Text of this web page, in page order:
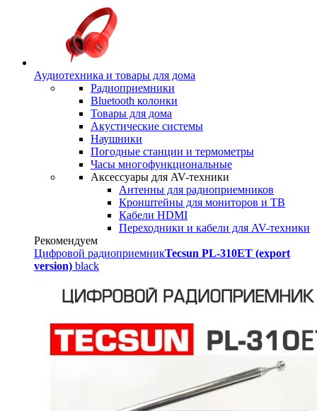
Аудиотехника и товары для дома
Радиоприемники
Bluetooth колонки
Товары для дома
Акустические системы
Наушники
Погодные станции и термометры
Часы многофункциональные
Аксессуары для AV-техники
Антенны для радиоприемников
Кронштейны для мониторов и ТВ
Кабели HDMI
Переходники и кабели для AV-техники
Рекомендуем
Цифровой радиоприемникTecsun PL-310ET (export
version) black